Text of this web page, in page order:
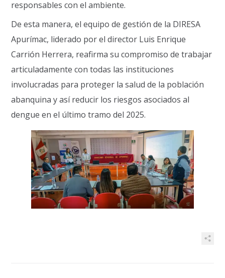
responsables con el ambiente.
De esta manera, el equipo de gestión de la DIRESA
Apurímac, liderado por el director Luis Enrique
Carrión Herrera, reafirma su compromiso de trabajar
articuladamente con todas las instituciones
involucradas para proteger la salud de la población
abanquina y así reducir los riesgos asociados al
dengue en el último tramo del 2025.